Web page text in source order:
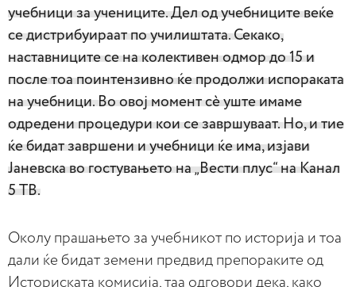
учебници за учениците. Дел од учебниците веќе
се дистрибуираат по училиштата. Секако,
наставниците се на колективен одмор до 15 и
после тоа поинтензивно ќе продолжи испораката
на учебници. Во овој момент сè уште имаме
одредени процедури кои се завршуваат. Но, и тие
ќе бидат завршени и учебници ќе има, изјави
Јаневска во гостувањето на „Вести плус“ на Канал
5 ТВ.
Околу прашањето за учебникот по историја и тоа
дали ќе бидат земени предвид препораките од
Историската комисија, таа одговори дека, како